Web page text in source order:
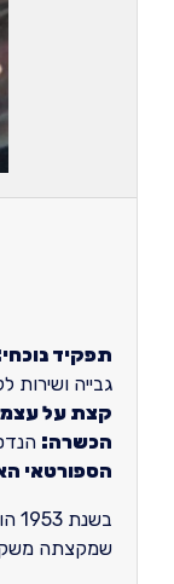
תפקיד
גבייה ושירות
קצת על
הכשרה:
הספורטאי
שמקצתה